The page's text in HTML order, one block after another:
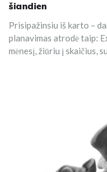
šiandien
Prisipažinsiu iš karto –
planavimas atrodė taip:
mėnesį, žiūriu į skaičius,